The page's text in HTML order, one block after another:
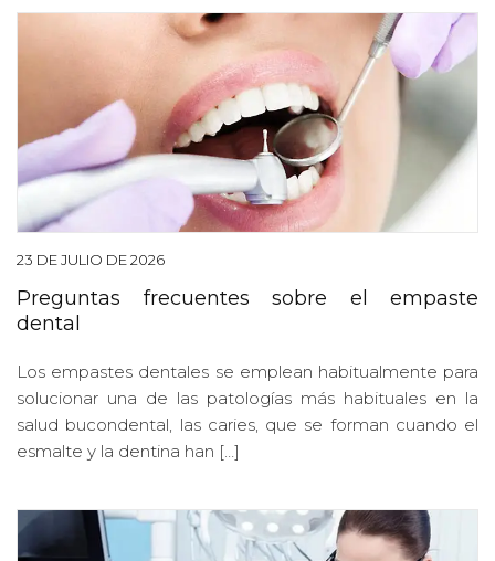
23 DE JULIO DE 2026
Preguntas frecuentes sobre el empaste
dental
Los empastes dentales se emplean habitualmente para
solucionar una de las patologías más habituales en la
salud bucondental, las caries, que se forman cuando el
esmalte y la dentina han […]